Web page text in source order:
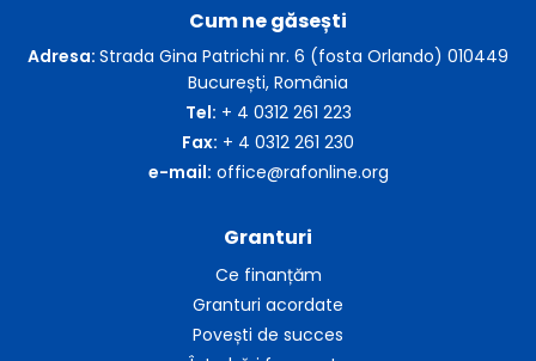
Granturi
Ce finanțăm
Granturi acordate
Povești de succes
Cum ne găsești
Adresa: Strada Gina Patrichi nr. 6 (fosta Orlando) 010449
București, România
Tel: + 4 0312 261 223
Fax: + 4 0312 261 230
e-mail: office@rafonline.org